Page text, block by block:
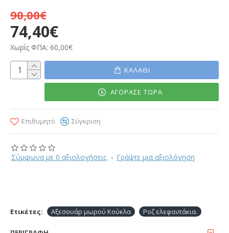
Σύμφωνα με 0 αξιολογήσεις. - Γράψτε μια αξιολόγηση
74,40€
90,00€
Χωρίς ΦΠΑ: 60,00€
ΚΑΛΆΘΙ
ΑΓΌΡΑΣΕ ΤΏΡΑ
Επιθυμητό Σύγκριση
Ετικέτες: Αξεσουάρ μωρού Κούκλα Ροζ ελεφαντάκια.